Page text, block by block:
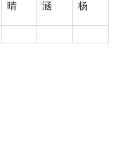
晴
涵
杨